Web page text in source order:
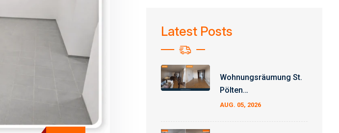
Latest Posts
Wohnungsräumung St.
Pölten
Erfahrungsbericht –
AUG. 05, 2026